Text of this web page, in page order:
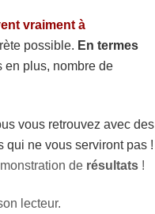
vraiment à
possible. En termes
en plus, nombre de
vous retrouvez avec des
qui ne vous serviront pas !
de résultats !
lecteur.